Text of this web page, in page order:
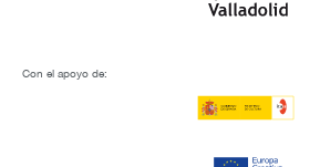
Con el apoyo de: